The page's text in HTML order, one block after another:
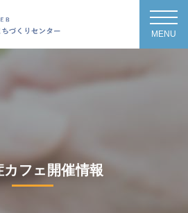
MENU
カフェ開催情報